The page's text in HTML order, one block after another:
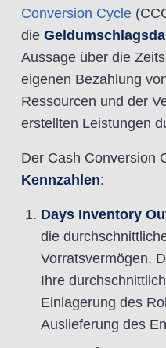
Conversion Cycle
die
Aussage über die
eigenen Bezahlung
Ressourcen und der
erstellten Leistungen
Der Cash Conversion
Kennzahlen:
Days Inventory
die
Vorratsvermögen.
Ihre
Einlagerung des
Auslieferung des